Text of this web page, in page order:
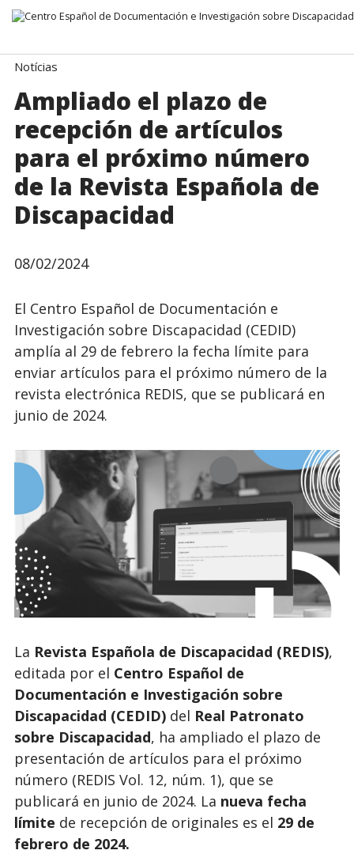
Notícias
Ampliado el plazo de
recepción de artículos
para el próximo número
de la Revista Española de
Discapacidad
08/02/2024
El Centro Español de Documentación e
Investigación sobre Discapacidad (CEDID)
amplía al 29 de febrero la fecha límite para
enviar artículos para el próximo número de la
revista electrónica REDIS, que se publicará en
junio de 2024.
La Revista Española de Discapacidad (REDIS),
editada por el Centro Español de
Documentación e Investigación sobre
Discapacidad (CEDID)del Real Patronato
sobre Discapacidad, ha ampliado el plazo de
presentación de artículos para el próximo
número (REDIS Vol. 12, núm. 1), que se
publicará en junio de 2024. La nueva fecha
límite de recepción de originales es el 29 de
febrero de 2024.